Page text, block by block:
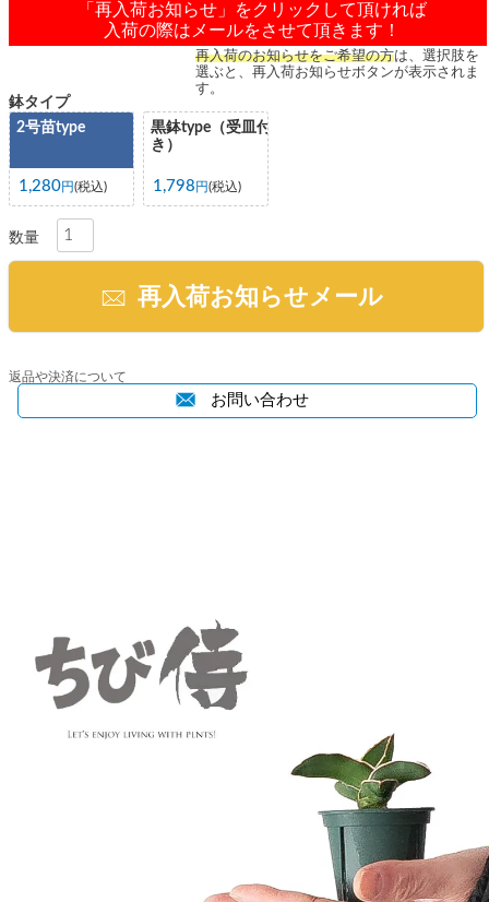
「再入荷お知らせ」をクリックして頂ければ
入荷の際はメールをさせて頂きます！
再入荷のお知らせをご希望の方は、選択肢を
選ぶと、再入荷お知らせボタンが表示されま
す。
鉢タイプ
2号苗type
1,280 税込
黒鉢type（受皿付
き）
1,798 税込
再入荷お知らせメール
お問い合わせ
返品や決済について